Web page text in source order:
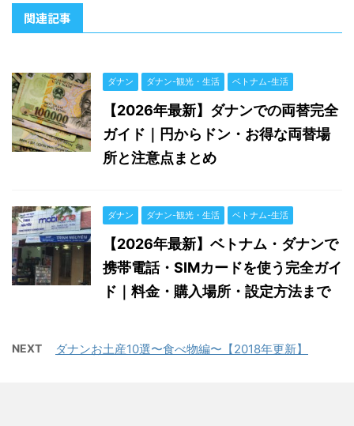
関連記事
ダナン ダナン-観光・生活 ベトナム-生活
【2026年最新】ダナンでの両替完全
ガイド｜円からドン・お得な両替場
所と注意点まとめ
ダナン ダナン-観光・生活 ベトナム-生活
【2026年最新】ベトナム・ダナンで
携帯電話・SIMカードを使う完全ガイ
ド｜料金・購入場所・設定方法まで
NEXT ダナンお土産10選〜食べ物編〜【2018年更新】